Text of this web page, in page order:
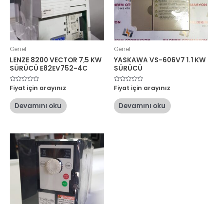
Genel
LENZE 8200 VECTOR 7,5 KW
SÜRÜCÜ E82EV752-4C
5
üzerinden
oy
aldı
Fiyat için arayınız
Devamını oku
Genel
YASKAWA VS-606V7 1.1 KW
SÜRÜCÜ
5
üzerinden
oy
aldı
Fiyat için arayınız
Devamını oku